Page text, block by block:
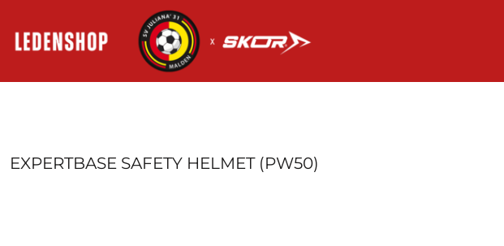
EXPERTBASE SAFETY HELMET (PW50)
REGISTREER